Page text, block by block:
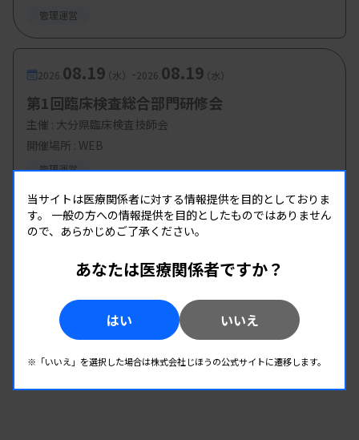
管理運営
2026. 08.19（水） -2026. 08.19（水）
第1回臨床検査総合部門研修会
主催 : 大分県臨床検査技師会
開催場所 : WEB
管理運営
当サイトは医療関係者に対する情報提供を目的としておりま
す。 一般の方への情報提供を目的としたものではありません
ので、あらかじめご了承ください。
あなたは医療関係者ですか？
はい いいえ
※「いいえ」を選択した場合は株式会社じほうの公式サイトに遷移します。